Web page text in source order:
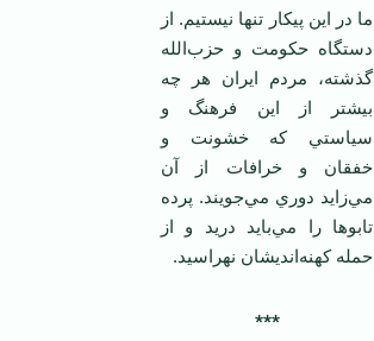
ما در اين پيکار تنها نيستيم. از
دستگاه حکومت و حزب‌الله
گذشته، مردم ايران هر چه
بيشتر از اين فرهنگ و
سياستي که خشونت و
خفقان و خرافات از آن
مي‌زايد دوري مي‌جويند. پرده
تابوها را مي‌بايد دريد و از
حمله کهنه‌انديشان نهراسيد.
***